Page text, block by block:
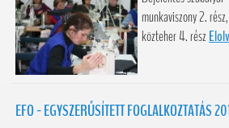
munkaviszony 2.
közteher 4. rész
EFO - EGYSZERŰSÍTETT FOGLALKOZTATÁS